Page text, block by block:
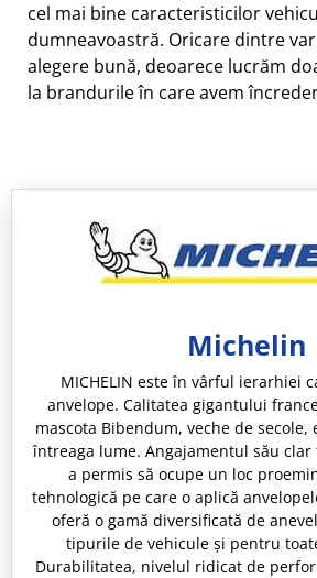
cel mai bine caracteristicilor
dumneavoastră. Oricare dintre
alegere bună, deoarece lucrăm
la brandurile în care avem
Michelin
MICHELIN este în vârful ierarhiei
anvelope. Calitatea gigantului
mascota Bibendum, veche de secole,
întreaga lume. Angajamentul său clar
a permis să ocupe un loc
tehnologică pe care o aplică
oferă o gamă diversificată de
tipurile de vehicule și pentru
Durabilitatea, nivelul ridicat de